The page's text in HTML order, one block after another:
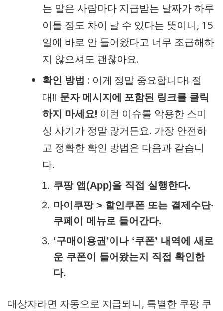
는 말은 사람마다 지급받는 날짜가 하루
이틀 정도 차이 날 수 있다는 뜻이니, 15
일에 바로 안 들어왔다고 너무 조급해하
지 않으셔도 괜찮아요.
확인 방법 : 이게 정말 중요합니다! 절
대!! 문자 메시지에 포함된 링크를 클릭
하지 마세요! 이런 이슈를 악용한 스미
싱 사기가 정말 많거든요. 가장 안전하
고 정확한 확인 방법은 다음과 같습니
다.
쿠팡 앱(App)을 직접 실행한다.
마이쿠팡 > 할인쿠폰 또는 결제수단·
쿠페이 메뉴로 들어간다.
‘구매이용권’이나 ‘쿠폰’ 내역에 새로
운 쿠폰이 들어왔는지 직접 확인한
다.
대상자라면 자동으로 지급되니, 특별한 쿠팡 쿠